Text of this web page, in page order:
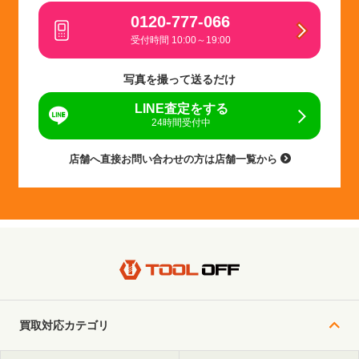
0120-777-066
受付時間 10:00～19:00
写真を撮って送るだけ
LINE査定をする
24時間受付中
店舗へ直接お問い合わせの方は店舗一覧から
買取対応カテゴリ